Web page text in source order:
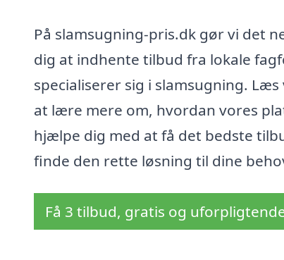
På slamsugning-pris.dk gør vi det
dig at indhente tilbud fra lokale
specialiserer sig i slamsugning.
at lære mere om, hvordan vores
hjælpe dig med at få det bedste
finde den rette løsning til dine
Få 3 tilbud, gratis og